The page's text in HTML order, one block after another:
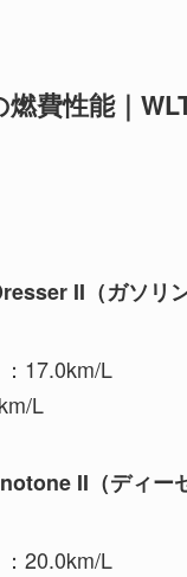
費性能｜
II（ガソリ
17.0km/L
L
II（ディー
20.0km/L